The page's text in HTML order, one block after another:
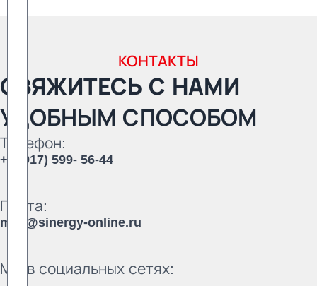
КОНТАКТЫ
СВЯЖИТЕСЬ С НАМИ
УДОБНЫМ СПОСОБОМ
Телефон:
+7 (917) 599- 56-44
Почта:
mail@sinergy-online.ru
Мы в социальных сетях: